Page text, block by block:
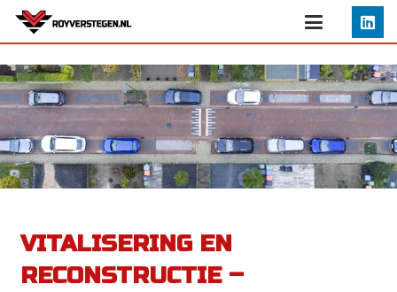
VITALISERING EN
RECONSTRUCTIE –